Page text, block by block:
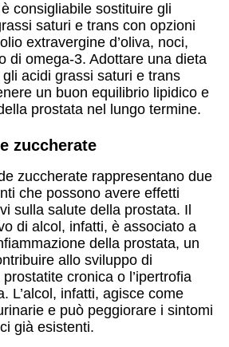
consigliabile sostituire gli
saturi e trans con opzioni
extravergine d’oliva, noci,
di omega-3. Adottare una dieta
acidi grassi saturi e trans
un buon equilibrio lipidico e
prostata nel lungo termine.
zuccherate
zuccherate rappresentano due
che possono avere effetti
sulla salute della prostata. Il
di alcol, infatti, è associato a
della prostata, un
allo sviluppo di
cronica o l’ipertrofia
L’alcol, infatti, agisce come
e può peggiorare i sintomi
già esistenti.